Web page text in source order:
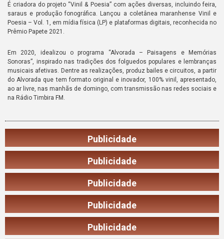
É criadora do projeto “Vinil & Poesia” com ações diversas, incluindo feira,
saraus e produção fonográfica. Lançou a coletânea maranhense Vinil e
Poesia – Vol. 1, em mídia física (LP) e plataformas digitais, reconhecida no
Prêmio Papete 2021.
Em 2020, idealizou o programa “Alvorada – Paisagens e Memórias
Sonoras”, inspirado nas tradições dos folguedos populares e lembranças
musicais afetivas. Dentre as realizações, produz bailes e circuitos, a partir
do Alvorada que tem formato original e inovador, 100% vinil, apresentado,
ao ar livre, nas manhãs de domingo, com transmissão nas redes sociais e
na Rádio Timbira FM.
Publicidade
Publicidade
Publicidade
Publicidade
Publicidade